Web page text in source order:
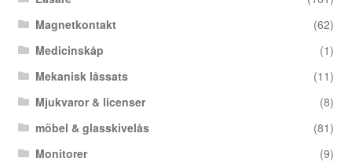
Magnetkontakt
(62)
Medicinskåp
(1)
Mekanisk låssats
(11)
Mjukvaror & licenser
(8)
möbel & glasskivelås
(81)
Monitorer
(9)